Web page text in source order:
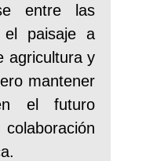
entre las
el paisaje a
agricultura y
mantener
el futuro